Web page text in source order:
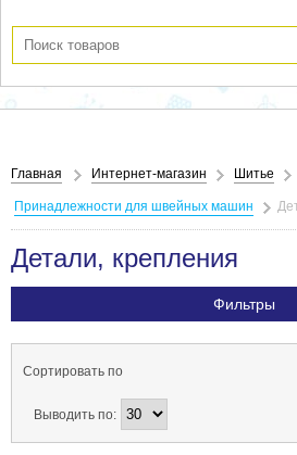
Главная Интернет-магазин Шитье
Принадлежности для швейных машин
Детали, крепления
Фильтры
Сортировать по
Выводить по: